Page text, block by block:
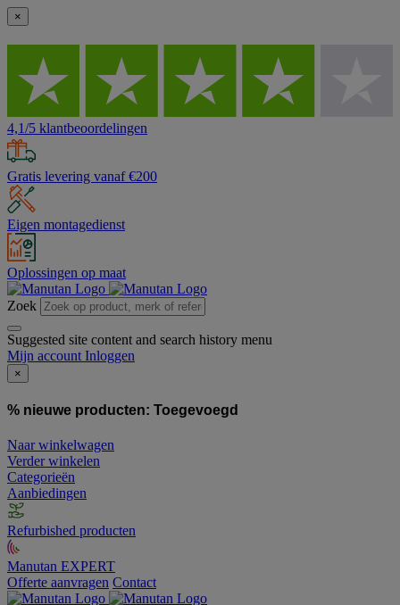
×
4,1/5 klantbeoordelingen
Gratis levering vanaf €200
Eigen montagedienst
Oplossingen op maat
Zoek
Suggested site content and search history menu
Mijn account Inloggen
×
% nieuwe producten: Toegevoegd
Naar winkelwagen
Verder winkelen
Categorieën
Aanbiedingen
Refurbished producten
Manutan EXPERT
Offerte aanvragen Contact